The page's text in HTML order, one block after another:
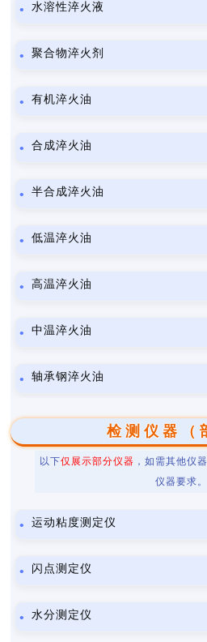
水溶性淬火液
聚合物淬火剂
有机淬火油
合成淬火油
半合成淬火油
低温淬火油
高温淬火油
中温淬火油
轴承钢淬火油
检测仪器（
以下仅展示部分仪器 ，如需其他仪
仪器要求。
运动粘度测定仪
闪点测定仪
水分测定仪